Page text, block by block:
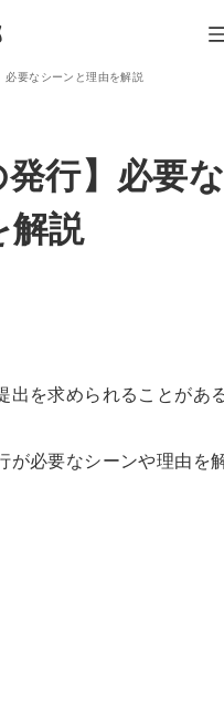
必要なシーンと理由を解説
発行】必要
解説
出を求められることがあ
が必要なシーンや理由を